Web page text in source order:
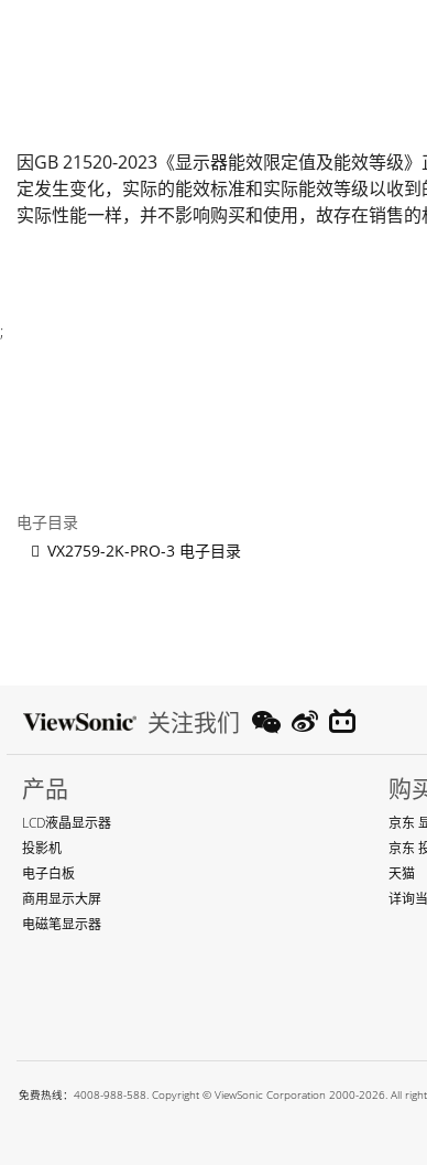
因GB 21520-2023《显示器能效限定值及能效等级
定发生变化，实际的能效标准和实际能效等级以收
实际性能一样，并不影响购买和使用，故存在销售
;
电子目录
VX2759-2K-PRO-3 电子目录
关注我们
产品
LCD液晶显示器
投影机
电子白板
商用显示大屏
电磁笔显示器
购
京东
京东
天猫
详询
免费热线：4008-988-588. Copyright © ViewSonic Corporation 2000-2026. All